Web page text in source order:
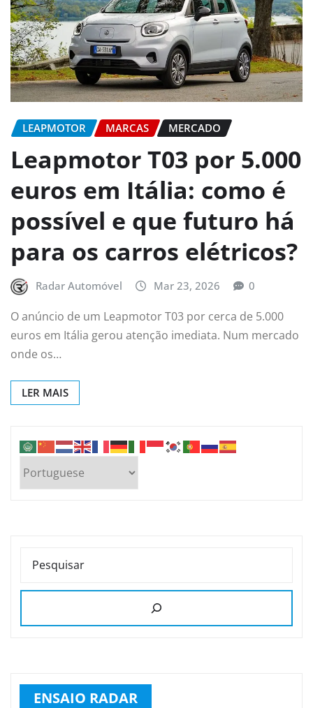
LEAPMOTOR MARCAS MERCADO
Leapmotor T03 por 5.000
euros em Itália: como é
possível e que futuro há
para os carros elétricos?
Radar Automóvel Mar 23, 2026 0
O anúncio de um Leapmotor T03 por cerca de 5.000
euros em Itália gerou atenção imediata. Num mercado
onde os…
LER MAIS
PESQUISAR
ENSAIO RADAR